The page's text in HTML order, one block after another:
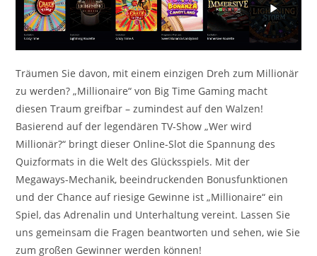
Träumen Sie davon, mit einem einzigen Dreh zum Millionär
zu werden? „Millionaire“ von Big Time Gaming macht
diesen Traum greifbar – zumindest auf den Walzen!
Basierend auf der legendären TV-Show „Wer wird
Millionär?“ bringt dieser Online-Slot die Spannung des
Quizformats in die Welt des Glücksspiels. Mit der
Megaways-Mechanik, beeindruckenden Bonusfunktionen
und der Chance auf riesige Gewinne ist „Millionaire“ ein
Spiel, das Adrenalin und Unterhaltung vereint. Lassen Sie
uns gemeinsam die Fragen beantworten und sehen, wie Sie
zum großen Gewinner werden können!